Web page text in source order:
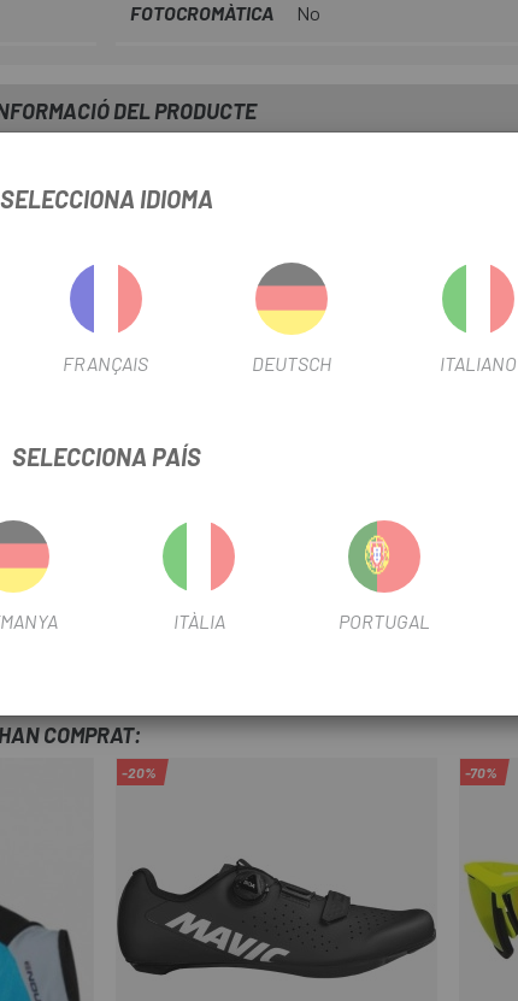
FOTOCROMÀTICA No
DEL PRODUCTE
a la llum
posterior antibaf
suaus en relleu Endura
COMPRAT:
-20% -70%
SELECCIONA IDIOMA
FRANÇAIS DEUTSCH ITALIANO
SELECCIONA PAÍS
ITÀLIA PORTUGAL